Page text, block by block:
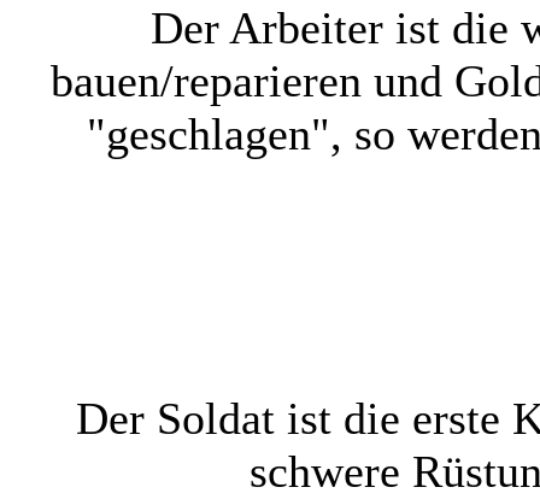
Der Arbeiter ist die
bauen/reparieren und
"geschlagen", so
Der Soldat ist die erste
schwere